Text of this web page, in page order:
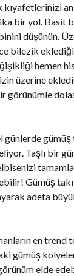
Beğeni Hilesi
bir yol. Basit
düşünün.
bilezik
hemen
üzerine
görünümle
günlerde
Taşlı bir
Gümüş
adeta
en trend
gümüş
elde